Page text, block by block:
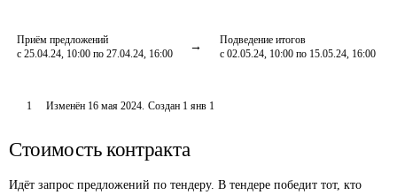
Приём предложений
с 25.04.24, 10:00 по 27.04.24, 16:00
Подведение итогов
с 02.05.24, 10:00 по 15.05.24, 16:00
1 Изменён 16 мая 2024. Создан 1 янв 1
Стоимость контракта
Идёт запрос предложений по тендеру. В тендере победит тот, кто